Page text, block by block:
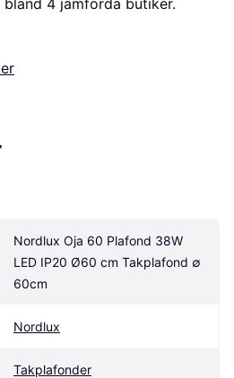
Nordlux Oja 60 Plafond 38W
LED IP20 Ø60 cm Takplafond ∅
60cm
Nordlux
Takplafonder